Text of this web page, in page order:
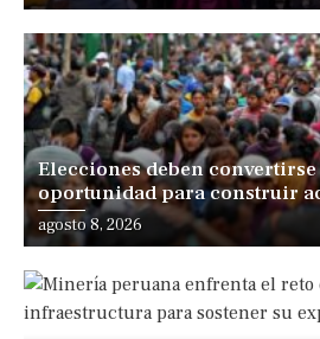
Elecciones deben
oportunidad para construir
desarrollo, sostiene
agosto 8, 2026